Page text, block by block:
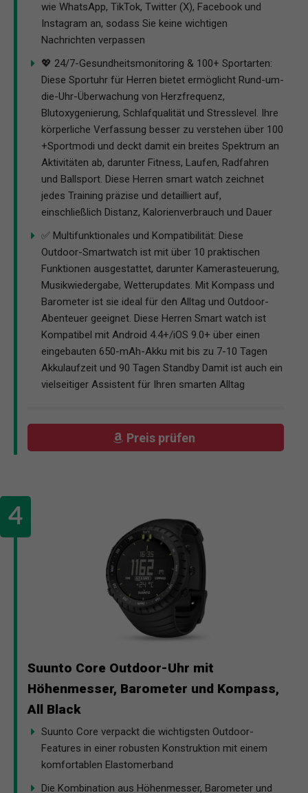
wie WhatsApp, TikTok, Twitter (X), Facebook und
Instagram an, sodass Sie keine wichtigen
Nachrichten verpassen
💖 24/7-Gesundheitsmonitoring & 100+ Sportarten:
Diese Sportuhr für Herren bietet ermöglicht Rund-um-
die-Uhr-Überwachung von Herzfrequenz,
Blutoxygenierung, Schlafqualität und Stresslevel. Ihre
körperliche Verfassung besser zu verstehen über 100
+Sportmodi und deckt damit ein breites Spektrum an
Aktivitäten ab, darunter Fitness, Laufen, Radfahren
und Ballsport. Diese Herren smart watch zeichnet
jedes Training präzise und detailliert auf,
einschließlich Distanz, Kalorienverbrauch und Dauer
✅ Multifunktionales und Kompatibilität: Diese
Outdoor-Smartwatch ist mit über 10 praktischen
Funktionen ausgestattet, darunter Kamerasteuerung,
Musikwiedergabe, Wetterupdates. Mit Kompass und
Barometer ist sie ideal für den Alltag und Outdoor-
Abenteuer geeignet. Diese Herren Smart watch ist
Kompatibel mit Android 4.4+/iOS 9.0+ über einen
eingebauten 650-mAh-Akku mit bis zu 7-10 Tagen
Akkulaufzeit und 90 Tagen Standby Damit ist auch ein
vielseitiger Assistent für Ihren smarten Alltag
Preis prüfen
Suunto Core Outdoor-Uhr mit
Höhenmesser, Barometer und Kompass,
All Black
Suunto Core verpackt die wichtigsten Outdoor-
Features in einer robusten Konstruktion mit einem
komfortablen Elastomerband
Die Kombination aus Höhenmesser, Barometer und